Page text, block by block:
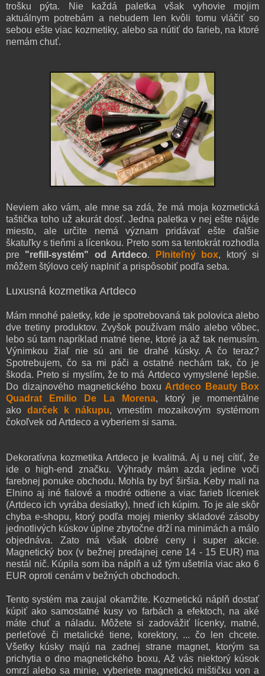
trošku pýta. Nie každá paletka však vyhovie mojim
aktuálnym potrebám a nebudem len kvôli tomu vláčiť so
sebou ešte viac kozmetiky, alebo sa nútiť do farieb, na ktoré
nemám chuť.
Neviem ako vám, ale mne sa zdá, že má moja kozmetická
taštička toho už akurát dosť. Jedna paletka v nej ešte nájde
miesto, ale určite nemá význam pridávať ešte ďalšie
škatuľky s tieňmi a lícenkou. Preto som sa tentokrát rozhodla
pre "refill-systém" od Artdeco. Plniteľný box, ktorý si
môžem štýlovo celý naplniť a prispôsobiť podľa seba.
Luxusná kozmetika Artdeco
Mám mnohé paletky, kde je spotrebovaná tak polovica alebo
dve tretiny produktov. Zvyšok používam málo alebo vôbec,
lebo sú tam napríklad matné tiene, ktoré ja až tak nemusím.
Výnimkou žiaľ nie sú ani tie drahé kúsky. A čo teraz?
Spotrebujem, čo sa mi páči a ostatné nechám tak, čo je
škoda. Preto si myslím, že to má Artdeco vymyslené lepšie.
Do dizajnového magnetického boxu Artdeco Beauty Box
Quadrat Emilio De La Morena, ktorý je momentálne
ako darček k nákupu, vmestím mozaikovým systémom
čokoľvek od Artdeco a vyberiem si sama.
Dekoratívna kozmetika Artdeco je kvalitná. Aj u nej cítiť, že
ide o high-end značku. Výhrady mám azda jedine voči
farebnej ponuke obchodu. Mohla by byť širšia. Keby mali na
Elnino aj iné fialové a modré odtiene a viac farieb líceniek
(Artdeco ich vyrába desiatky), hneď ich kúpim. To je ale skôr
chyba e-shopu, ktorý podľa mojej mienky skladové zásoby
jednotlivých kúskov úplne zbytočne drží na minimách a málo
objednáva. Zato má však dobré ceny i super akcie.
Magnetický box (v bežnej predajnej cene 14 - 15 EUR) ma
nestál nič. Kúpila som iba náplň a už tým ušetrila viac ako 6
EUR oproti cenám v bežných obchodoch.
Tento systém ma zaujal okamžite. Kozmetickú náplň dostať
kúpiť ako samostatné kusyvo farbách a efektoch, na aké
máte chuť a náladu. Môžete si zadovážiť lícenky, matné,
perleťové či metalické tiene, korektory, ... čo len chcete.
Všetky kúsky majú na zadnej strane magnet, ktorým sa
prichytia o dno magnetického boxu, Až vás niektorý kúsok
omrzí alebo sa minie, vyberiete magnetickú mištičku von a